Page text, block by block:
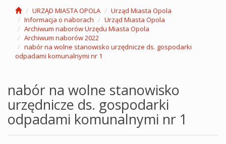
URZĄD MIASTA OPOLA
Urząd Miasta Opola
Informacja o naborach
Urząd Miasta Opola
Archiwum naborów Urzędu Miasta Opola
Archiwum naborów 2022
nabór na wolne stanowisko urzędnicze ds. gospodarki
odpadami komunalnymi nr 1
nabór na wolne stanowisko
urzędnicze ds. gospodarki
odpadami komunalnymi nr 1